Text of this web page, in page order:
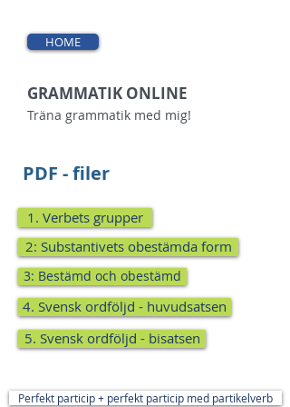
HOME
GRAMMATIK ONLINE
Träna grammatik med mig!
PDF - filer
1. Verbets grupper
2: Substantivets obestämda form
3: Bestämd och obestämd
4. Svensk ordföljd - huvudsatsen
5. Svensk ordföljd - bisatsen
Perfekt particip + perfekt particip med partikelverb